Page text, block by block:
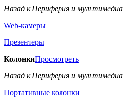
Назад к Периферия и мультимедиа
Web-камеры
Презентеры
КолонкиПросмотреть
Назад к Периферия и мультимедиа
Портативные колонки